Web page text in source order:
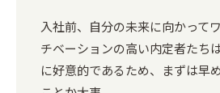
入社前、自分の未来に向かって
チベーションの高い内定者たち
に好意的であるため、まずは早